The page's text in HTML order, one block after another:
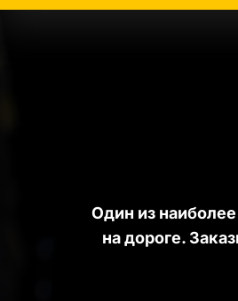
Один из
на дороге.